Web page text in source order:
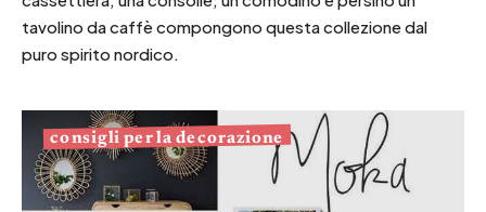
tavolino da caffè compongono questa collezione dal
puro spirito nordico.
consigli per la decorazione